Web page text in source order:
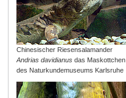
Chinesischer Riesensalamander
Andrias davidianusdas Maskottchen
des Naturkundemuseums Karlsruhe